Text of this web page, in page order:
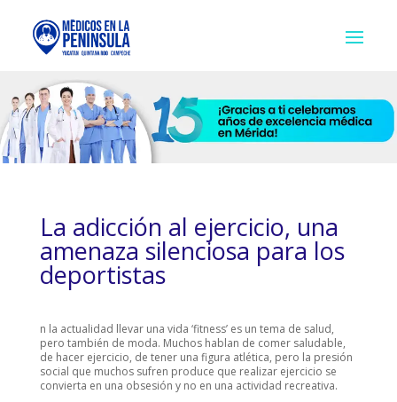
La adicción al ejercicio, una
amenaza silenciosa para los
deportistas
n la actualidad llevar una vida ‘fitness’ es un tema de salud,
pero también de moda. Muchos hablan de comer saludable,
de hacer ejercicio, de tener una figura atlética, pero la presión
social que muchos sufren produce que realizar ejercicio se
convierta en una obsesión y no en una actividad recreativa.